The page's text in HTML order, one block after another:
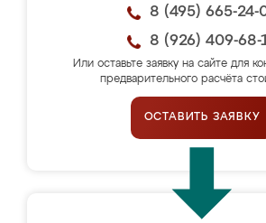
8 (495) 665-24-
8 (926) 409-68-
Или оставьте заявку на сайте для
предварительного расчёта
ОСТАВИТЬ ЗАЯВКУ